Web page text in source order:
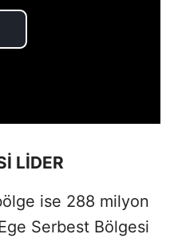
LİDER
ise 288 milyon
Serbest Bölgesi